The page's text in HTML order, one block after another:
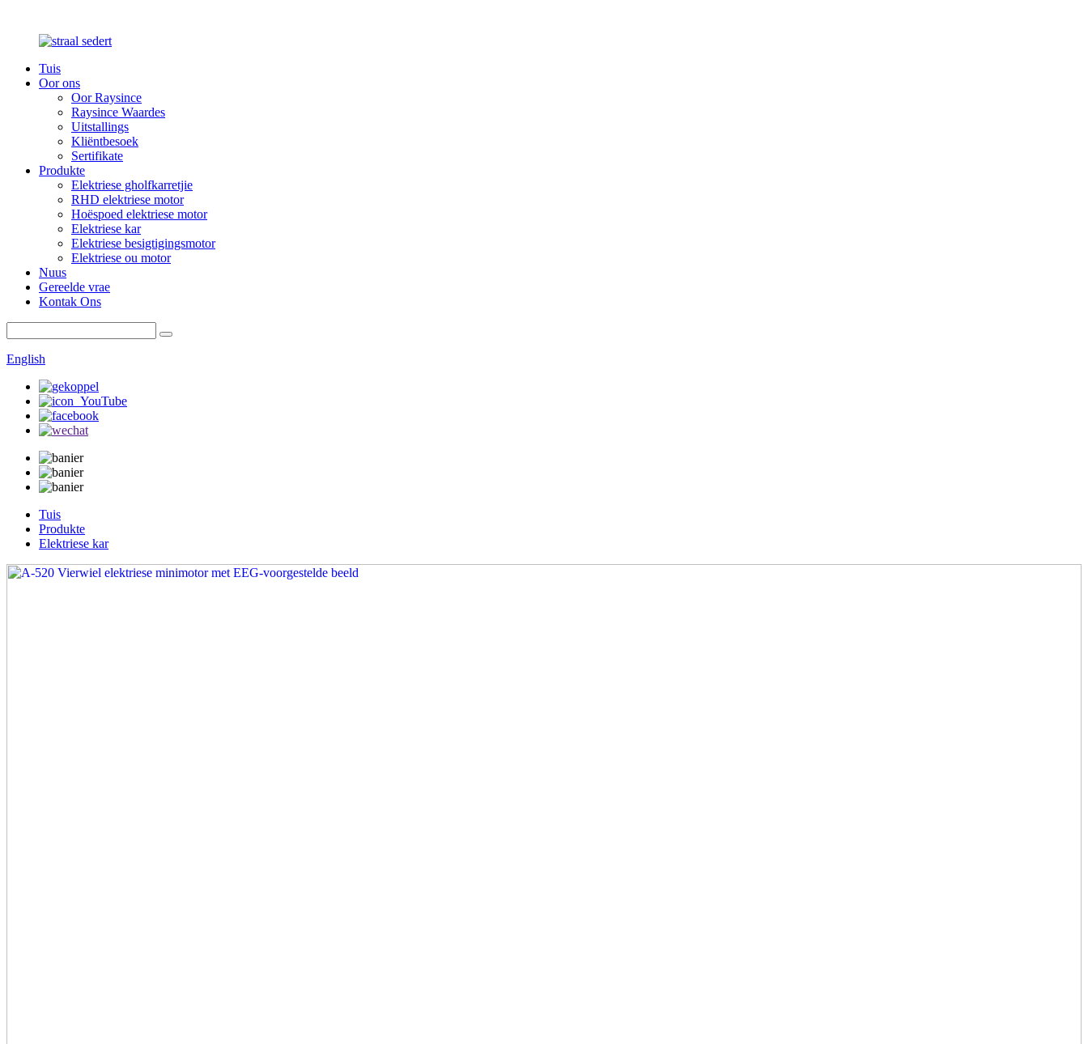
Tuis
Oor ons
Oor Raysince
Raysince Waardes
Uitstallings
Kliëntbesoek
Sertifikate
Produkte
Elektriese gholfkarretjie
RHD elektriese motor
Hoëspoed elektriese motor
Elektriese kar
Elektriese besigtigingsmotor
Elektriese ou motor
Nuus
Gereelde vrae
Kontak Ons
English
Tuis
Produkte
Elektriese kar